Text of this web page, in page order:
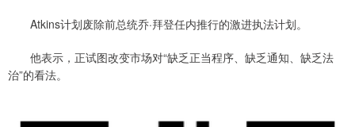
Atkins计划废除前总统乔·拜登任内推行的激进执法计划。
他表示，正试图改变市场对“缺乏正当程序、缺乏通知、缺乏法
治”的看法。